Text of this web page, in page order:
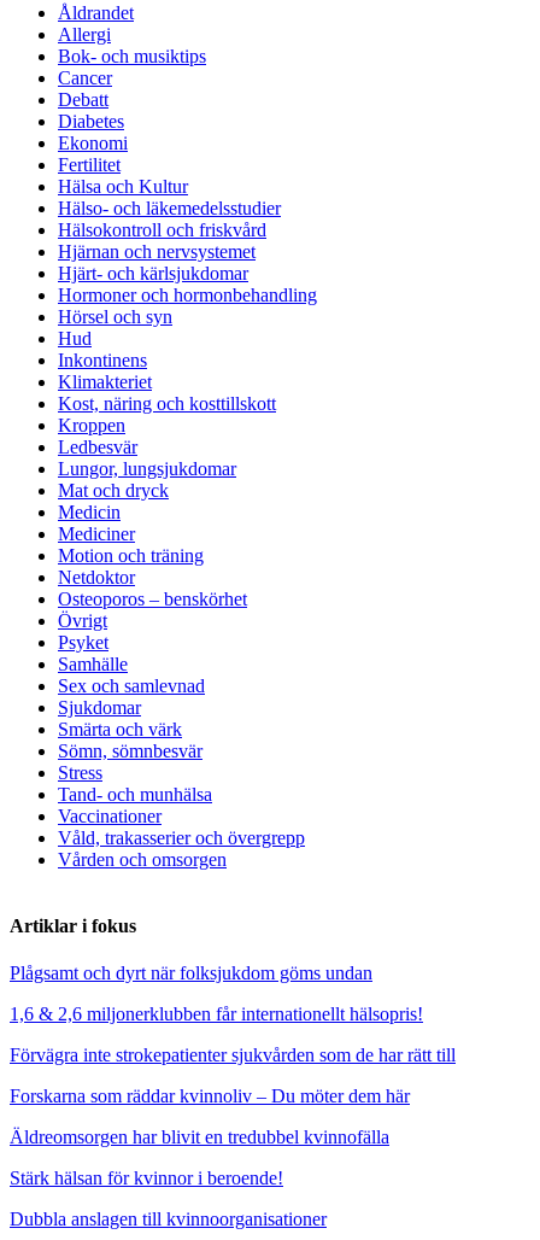
Åldrandet
Allergi
Bok- och musiktips
Cancer
Debatt
Diabetes
Ekonomi
Fertilitet
Hälsa och Kultur
Hälso- och läkemedelsstudier
Hälsokontroll och friskvård
Hjärnan och nervsystemet
Hjärt- och kärlsjukdomar
Hormoner och hormonbehandling
Hörsel och syn
Hud
Inkontinens
Klimakteriet
Kost, näring och kosttillskott
Kroppen
Ledbesvär
Lungor, lungsjukdomar
Mat och dryck
Medicin
Mediciner
Motion och träning
Netdoktor
Osteoporos – benskörhet
Övrigt
Psyket
Samhälle
Sex och samlevnad
Sjukdomar
Smärta och värk
Sömn, sömnbesvär
Stress
Tand- och munhälsa
Vaccinationer
Våld, trakasserier och övergrepp
Vården och omsorgen
Artiklar i fokus
Plågsamt och dyrt när folksjukdom göms undan
1,6 & 2,6 miljonerklubben får internationellt hälsopris!
Förvägra inte strokepatienter sjukvården som de har rätt till
Forskarna som räddar kvinnoliv – Du möter dem här
Äldreomsorgen har blivit en tredubbel kvinnofälla
Stärk hälsan för kvinnor i beroende!
Dubbla anslagen till kvinnoorganisationer